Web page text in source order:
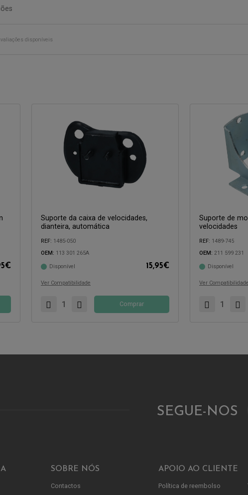
disponíveis
€
Suporte da caixa de velocidades,
dianteira, automática
REF: 1485-050
OEM: 113 301 265A
Disponível 15,95€
Ver Compatibilidade
Compatível com:
Comprar
Suporte de
velocidades
REF: 1489-745
OEM: 211 599 231
Disponível
Ver Compatibilidade
Compatível com:
SEGUE-NOS
SOBRE NÓS
Contactos
APOIO AO CLIENTE
Política de reembolso